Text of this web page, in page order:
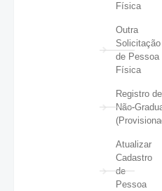
Física
Outra
Solicitação
de Pessoa
Física
Registro de
Não-
Atualizar
Cadastro
de
Pessoa